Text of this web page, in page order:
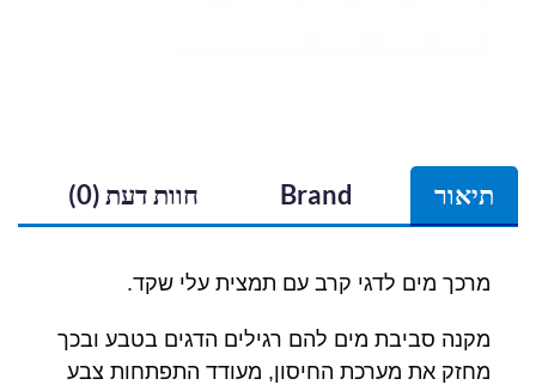
תיאור Brand חוות דעת (0)
מרכך מים לדגי קרב עם תמצית עלי שקד.
מקנה סביבת מים להם רגילים הדגים בטבע ובכך
מחזק את מערכת החיסון, מעודד התפתחות צבע